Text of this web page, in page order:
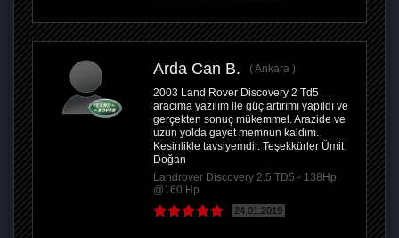
Arda Can B.
Ankara
2003 Land Rover Discovery 2 Td5
aracıma yazılım ile güç artırımı yapıldı ve
gerçekten sonuç mükemmel. Arazide ve
uzun yolda gayet memnun kaldım.
Kesinlikle tavsiyemdir. Teşekkürler Ümit
Doğan
Landrover Discovery 2.5 TD5 - 138Hp
@160 Hp
24.01.2019